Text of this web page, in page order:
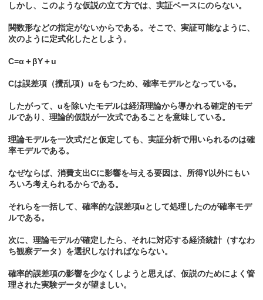
しかし、このような仮説の立て方では、実証ベースにのらない。
関数形などの指定がないからである。そこで、実証可能なように、
次のように定式化したとしよう。
C=α＋βY＋u
Cは誤差項（攪乱項）uをもつため、確率モデルとなっている。
したがって、uを除いたモデルは経済理論から導かれる確定的モデ
ルであり、理論的仮説が一次式であることを意味している。
理論モデルを一次式だと仮定しても、実証分析で用いられるのは確
率モデルである。
なぜならば、消費支出Cに影響を与える要因は、所得Y以外にもい
ろいろ考えられるからである。
それらを一括して、確率的な誤差項uとして処理したのが確率モデ
ルである。
次に、理論モデルが確定したら、それに対応する経済統計（すなわ
ち観察データ）を選択しなければならない。
確率的誤差項の影響を少なくしようと思えば、仮説のためによく管
理された実験データが望ましい。